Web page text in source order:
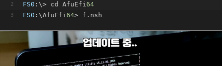
FS0 :\> cd AfuEfi64
FS0 :\AfuEfi64> f.nsh